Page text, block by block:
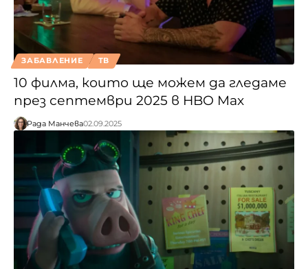
ЗАБАВЛЕНИЕ ТВ
10 филма, които ще можем да гледаме
през септември 2025 в HBO Max
Рада Манчева02.09.2025